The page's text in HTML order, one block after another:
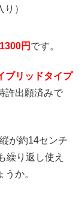
り）
1300円 です。
ブリッドタイプ
許出願済みで
が約14センチ
繰り返し使え
か。